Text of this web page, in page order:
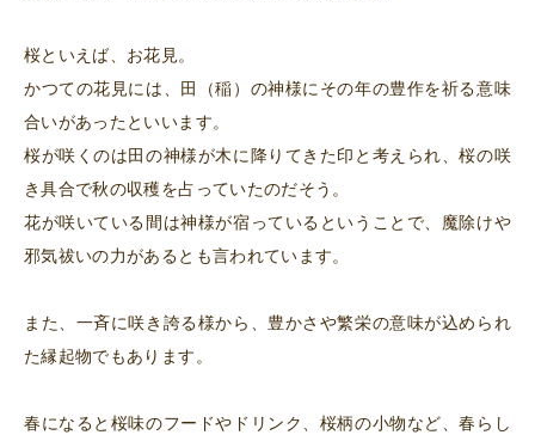
桜といえば、お花見。
かつての花見には、田（稲）の神様にその年の豊作を祈る意味
合いがあったといいます。
桜が咲くのは田の神様が木に降りてきた印と考えられ、桜の咲
き具合で秋の収穫を占っていたのだそう。
花が咲いている間は神様が宿っているということで、魔除けや
邪気祓いの力があるとも言われています。
また、一斉に咲き誇る様から、豊かさや繁栄の意味が込められ
た縁起物でもあります。
春になると桜味のフードやドリンク、桜柄の小物など、春らし